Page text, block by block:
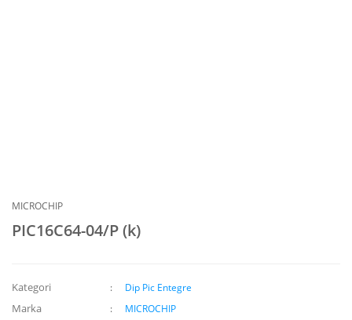
MICROCHIP
PIC16C64-04/P (k)
Kategori Dip Pic Entegre
Marka MICROCHIP